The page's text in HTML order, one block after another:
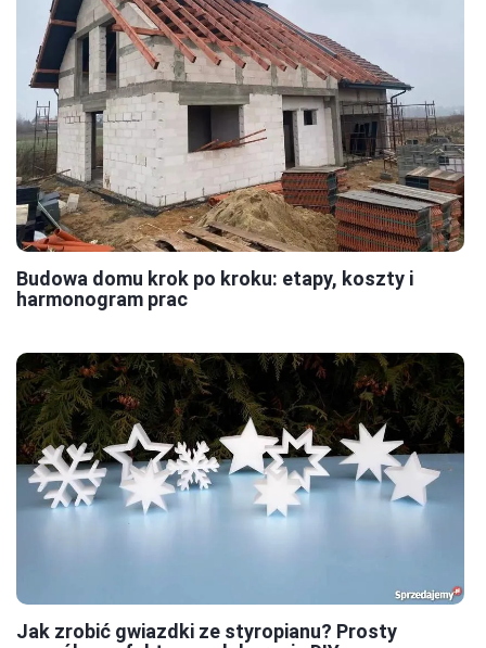
Budowa domu krok po kroku: etapy, koszty i
harmonogram prac
Jak zrobić gwiazdki ze styropianu? Prosty